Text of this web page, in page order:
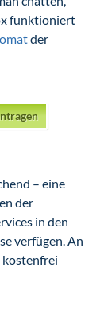
funktioniert
der
– eine
der
in den
verfügen. An
kostenfrei